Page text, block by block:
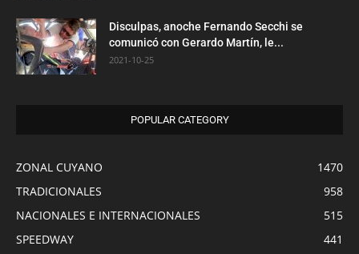
Disculpas, anoche Fernando Secchi se
comunicó con Gerardo Martín, le...
2021-10-25
POPULAR CATEGORY
ZONAL CUYANO
1470
TRADICIONALES
958
NACIONALES E INTERNACIONALES
515
SPEEDWAY
441